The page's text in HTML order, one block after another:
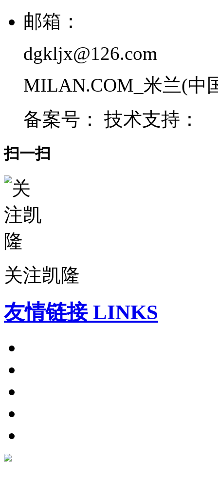
邮箱：
dgkljx@126.com
MILAN.COM_米兰(中
备案号： 技术支持：
扫一扫
关注凯隆
友情链接 LINKS